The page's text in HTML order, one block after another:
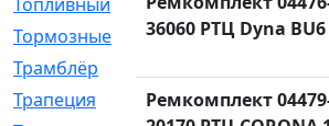
Топливный
[5]
Тормозные
[57]
Трамблёр
Трапеция
[2]
36060 РТЦ Dyna BU6
Ремкомплект